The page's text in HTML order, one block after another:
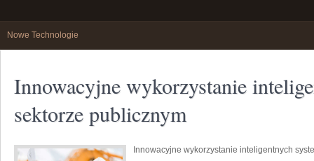
Nowe Technologie
Innowacyjne wykorzystanie
sektorze publicznym
Innowacyjne wykorzystanie inteligentnych